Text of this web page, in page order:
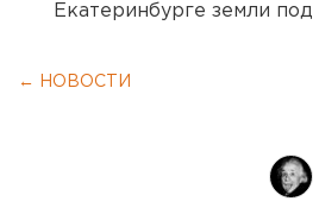
Екатеринбурге земли
← НОВОСТИ